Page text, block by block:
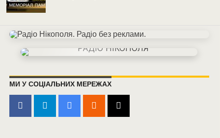
МИ У СОЦІАЛЬНИХ МЕРЕЖАХ